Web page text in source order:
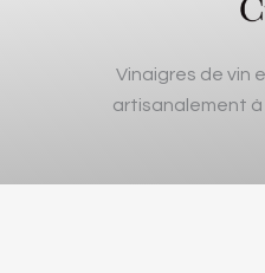
Vinaigres de vin
artisanalement à